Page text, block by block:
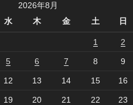
2026年8月
水
木 金 土 日
1 2
5 6 7 8 9
12 13 14 15 16
19 20 21 22 23